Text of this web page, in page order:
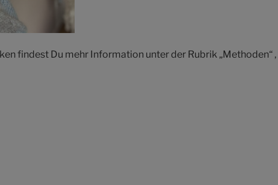
findest Du mehr Information unter der Rubrik „Methoden“ ,